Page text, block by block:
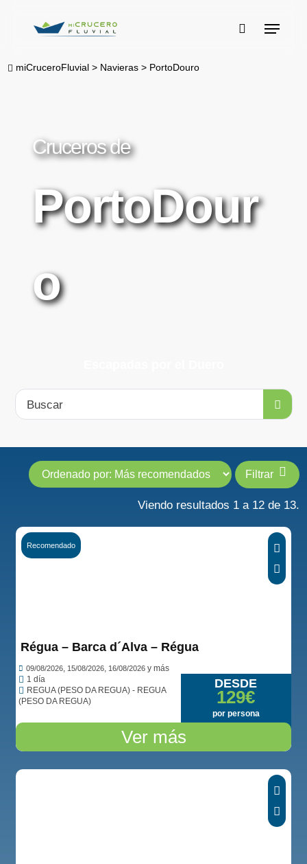
content
buscar
Menu
miCruceroFluvial > Navieras > PortoDouro
Cruceros de
PortoDour
o
Buscar
Filtrar
Viendo resultados 1 a 12 de 13.
Recomendado
DESDE
129€
por persona
Régua – Barca d´Alva – Régua
09/08/2026,15/08/2026,16/08/2026 y más
1 día
REGUA (PESO DA REGUA) - REGUA
(PESO DA REGUA)
Ver más